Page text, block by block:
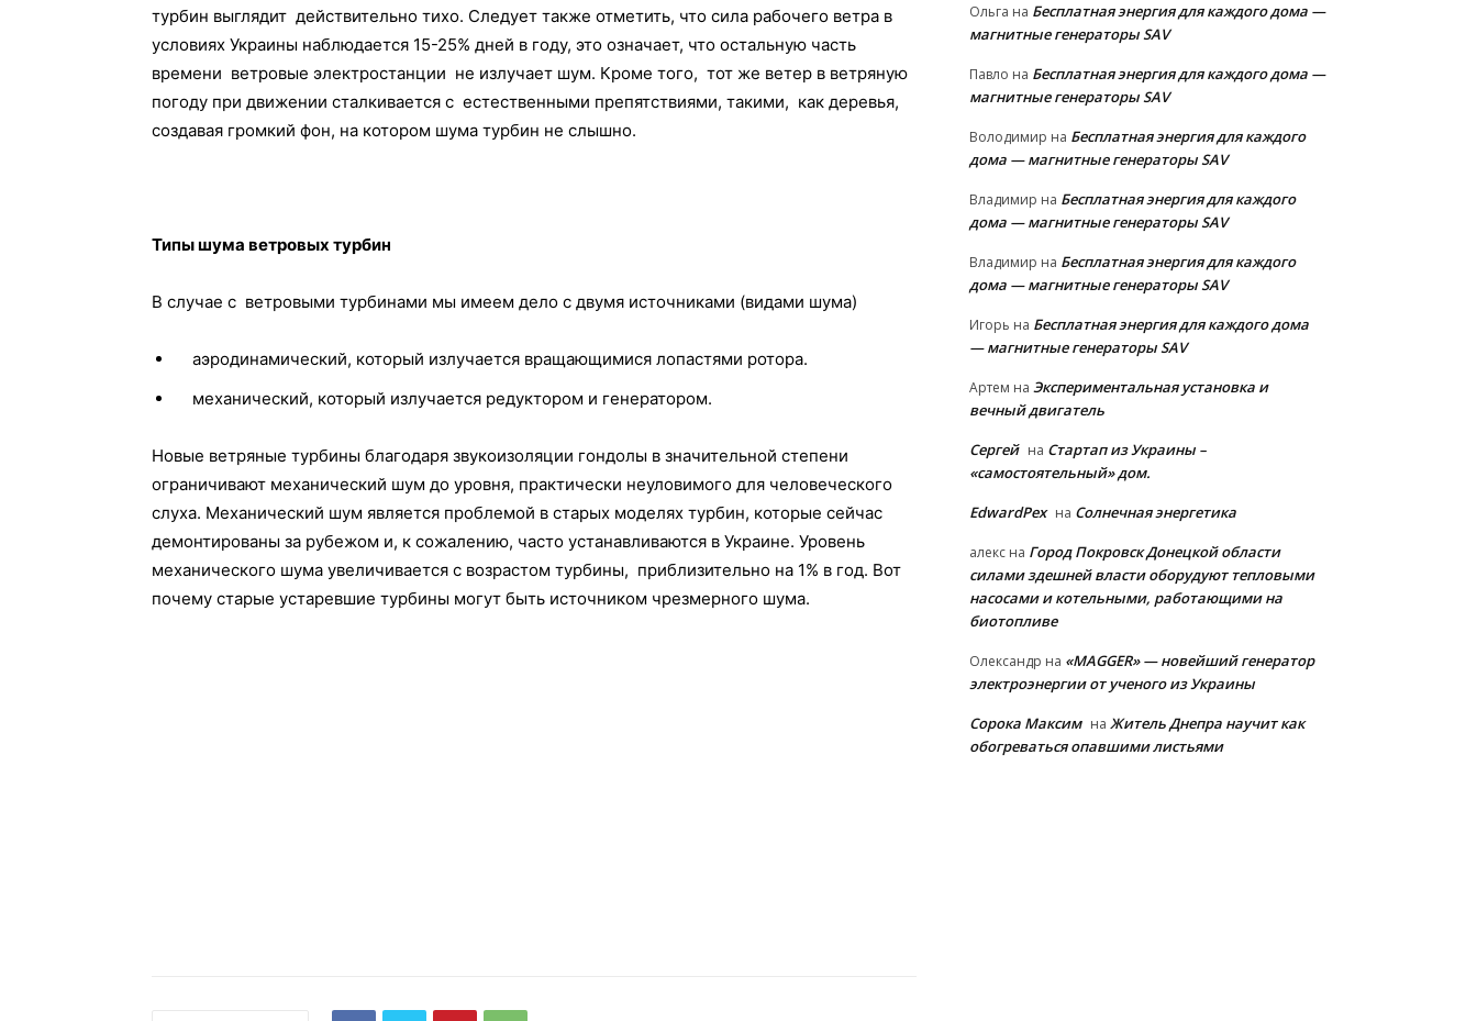
турбин выглядит действительно тихо. Следует также отметить, что сила рабочего ветра в
условиях Украины наблюдается 15-25% дней в году, это означает, что остальную часть
времени ветровые электростанции не излучает шум. Кроме того, тот же ветер в ветряную
погоду при движении сталкивается с естественными препятствиями, такими, как деревья,
создавая громкий фон, на котором шума турбин не слышно.
Типы шума ветровых турбин
В случае с ветровыми турбинами мы имеем дело с двумя источниками (видами шума)
аэродинамический, который излучается вращающимися лопастями ротора.
механический, который излучается редуктором и генератором.
Новые ветряные турбины благодаря звукоизоляции гондолы в значительной степени
ограничивают механический шум до уровня, практически неуловимого для человеческого
слуха. Механический шум является проблемой в старых моделях турбин, которые сейчас
демонтированы за рубежом и, к сожалению, часто устанавливаются в Украине. Уровень
механического шума увеличивается с возрастом турбины, приблизительно на 1% в год. Вот
почему старые устаревшие турбины могут быть источником чрезмерного шума.
Ольга на Бесплатная энергия для каждого дома —
магнитные генераторы SAV
Павло на Бесплатная энергия для каждого дома —
магнитные генераторы SAV
Володимир на Бесплатная энергия для каждого
дома — магнитные генераторы SAV
Владимир на Бесплатная энергия для каждого
дома — магнитные генераторы SAV
Владимир на Бесплатная энергия для каждого
дома — магнитные генераторы SAV
Игорь на Бесплатная энергия для каждого дома
— магнитные генераторы SAV
Артем на Экспериментальная установка и
вечный двигатель
Сергей на Стартап из Украины –
«самостоятельный» дом.
EdwardPex на Солнечная энергетика
алекс на Город Покровск Донецкой области
силами здешней власти оборудуют тепловыми
насосами и котельными, работающими на
биотопливе
Олександр на «MAGGER» — новейший генератор
электроэнергии от ученого из Украины
Сорока Максим на Житель Днепра научит как
обогреваться опавшими листьями